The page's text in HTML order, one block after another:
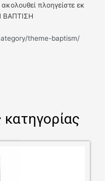
πλοηγείστε εκ
ΒΑΠΤΙΣΗ
theme-baptism/
κατηγορίας